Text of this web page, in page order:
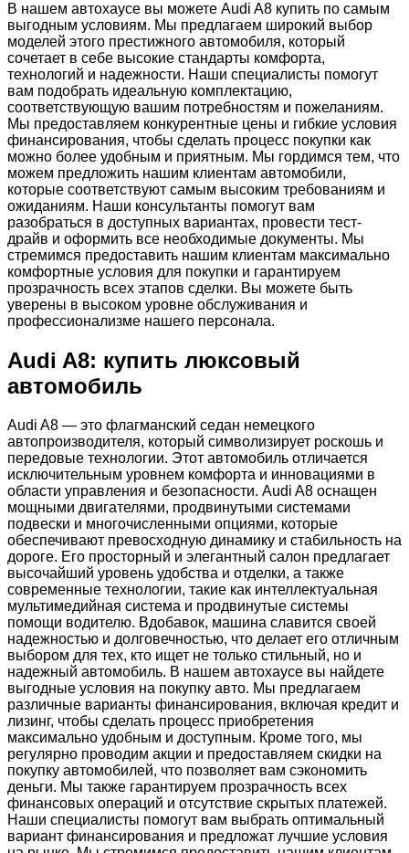
В нашем автохаусе вы можете Audi A8 купить по самым
выгодным условиям. Мы предлагаем широкий выбор
моделей этого престижного автомобиля, который
сочетает в себе высокие стандарты комфорта,
технологий и надежности. Наши специалисты помогут
вам подобрать идеальную комплектацию,
соответствующую вашим потребностям и пожеланиям.
Мы предоставляем конкурентные цены и гибкие условия
финансирования, чтобы сделать процесс покупки как
можно более удобным и приятным. Мы гордимся тем, что
можем предложить нашим клиентам автомобили,
которые соответствуют самым высоким требованиям и
ожиданиям. Наши консультанты помогут вам
разобраться в доступных вариантах, провести тест-
драйв и оформить все необходимые документы. Мы
стремимся предоставить нашим клиентам максимально
комфортные условия для покупки и гарантируем
прозрачность всех этапов сделки. Вы можете быть
уверены в высоком уровне обслуживания и
профессионализме нашего персонала.
Audi A8: купить люксовый
автомобиль
Audi A8 — это флагманский седан немецкого
автопроизводителя, который символизирует роскошь и
передовые технологии. Этот автомобиль отличается
исключительным уровнем комфорта и инновациями в
области управления и безопасности. Audi A8 оснащен
мощными двигателями, продвинутыми системами
подвески и многочисленными опциями, которые
обеспечивают превосходную динамику и стабильность на
дороге. Его просторный и элегантный салон предлагает
высочайший уровень удобства и отделки, а также
современные технологии, такие как интеллектуальная
мультимедийная система и продвинутые системы
помощи водителю. Вдобавок, машина славится своей
надежностью и долговечностью, что делает его отличным
выбором для тех, кто ищет не только стильный, но и
надежный автомобиль. В нашем автохаусе вы найдете
выгодные условия на покупку авто. Мы предлагаем
различные варианты финансирования, включая кредит и
лизинг, чтобы сделать процесс приобретения
максимально удобным и доступным. Кроме того, мы
регулярно проводим акции и предоставляем скидки на
покупку автомобилей, что позволяет вам сэкономить
деньги. Мы также гарантируем прозрачность всех
финансовых операций и отсутствие скрытых платежей.
Наши специалисты помогут вам выбрать оптимальный
вариант финансирования и предложат лучшие условия